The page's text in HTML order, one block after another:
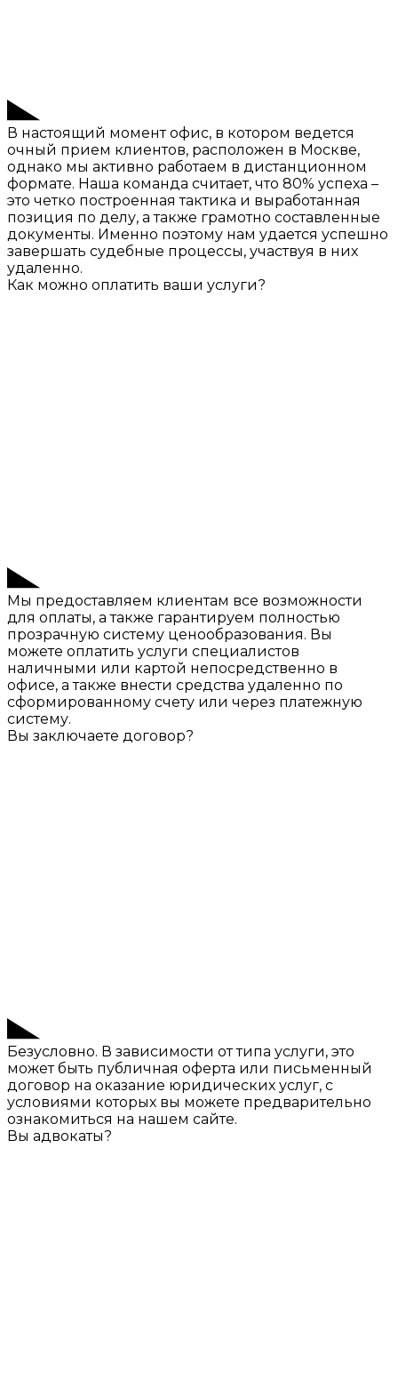
В настоящий момент офис, в котором ведется
очный прием клиентов, расположен в Москве,
однако мы активно работаем в дистанционном
формате. Наша команда считает, что 80% успеха –
это четко построенная тактика и выработанная
позиция по делу, а также грамотно составленные
документы. Именно поэтому нам удается успешно
завершать судебные процессы, участвуя в них
удаленно.
Как можно оплатить ваши услуги?
Мы предоставляем клиентам все возможности
для оплаты, а также гарантируем полностью
прозрачную систему ценообразования. Вы
можете оплатить услуги специалистов
наличными или картой непосредственно в
офисе, а также внести средства удаленно по
сформированному счету или через платежную
систему.
Вы заключаете договор?
Безусловно. В зависимости от типа услуги, это
может быть публичная оферта или письменный
договор на оказание юридических услуг, с
условиями которых вы можете предварительно
ознакомиться на нашем сайте.
Вы адвокаты?